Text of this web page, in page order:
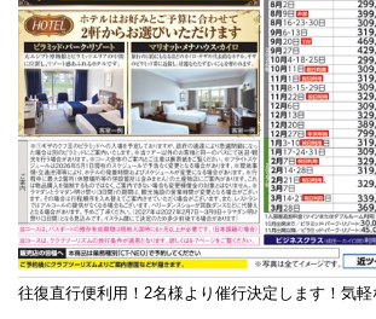
往復直行便利用！2名様より催行決定します！気軽